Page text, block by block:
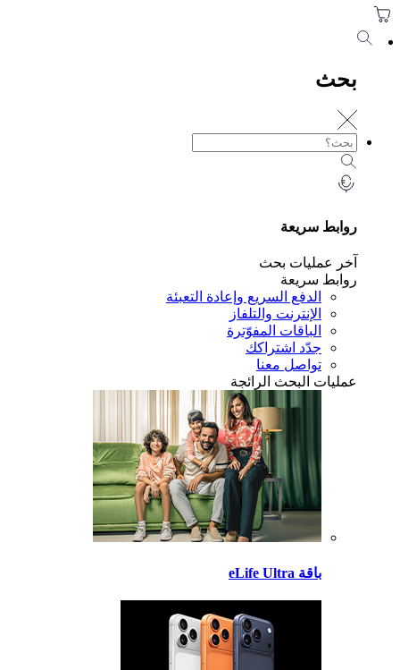
سريعة
عمليات بحث
سريعة
الدفع السريع وإعادة التعبئة
الإنترنت والتلفاز
الباقات المفوّترة
جدّد اشتراكك
تواصل معنا
البحث الرائجة